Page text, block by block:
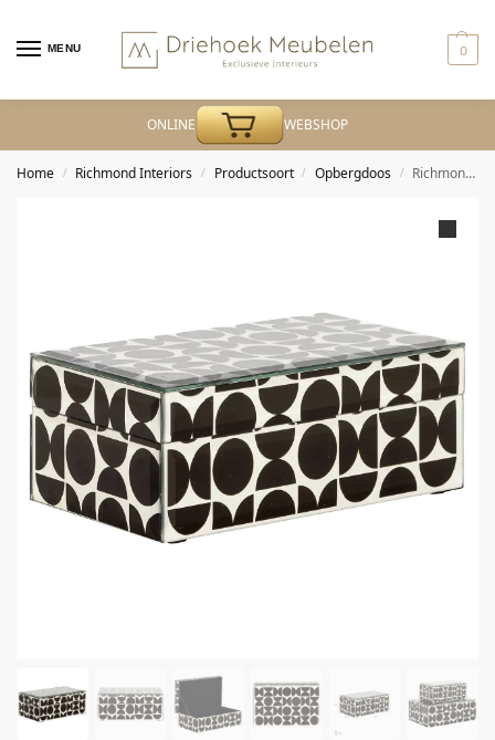
MENU 0
ONLINE WEBSHOP
Home / Richmond Interiors / Productsoort / Opbergdoos / Richmond – Opbergdoos Vivian black small